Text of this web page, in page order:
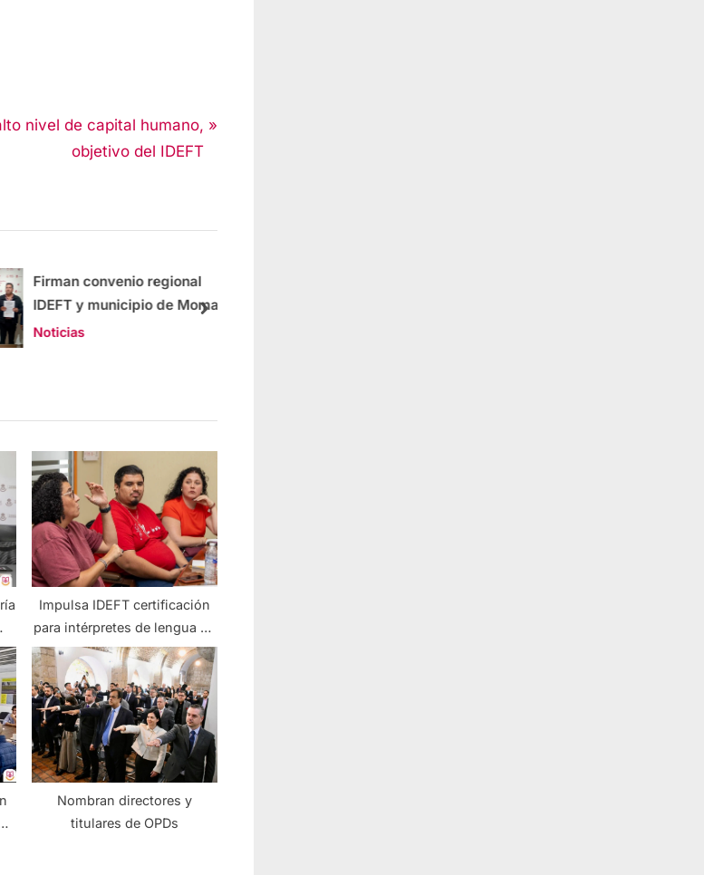
nivel de capital humano,
objetivo del IDEFT
Firman convenio regional
IDEFT y municipio de Momax
Noticias
Impulsa IDEFT certificación
para intérpretes de lengua de
señas
Nombran directores y
titulares de OPDs